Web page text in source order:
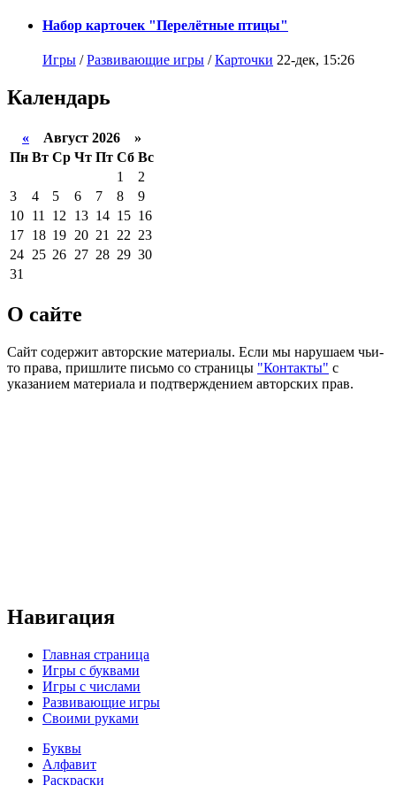
Набор карточек "Перелётные птицы"
Игры /Развивающие игры /Карточки 22-дек, 15:26
Календарь
« Август 2026 »
Пн Вт Ср Чт Пт Сб Вс
1
2
3
4 5 6 7 8
9
10 11 12 13 14 15 16
17 18 19 20 21 22 23
24 25 26 27 28 29 30
31
О сайте
Сайт содержит авторские материалы. Если мы нарушаем чьи-
то права, пришлите письмо со страницы "Контакты" с
указанием материала и подтверждением авторских прав.
Навигация
Главная страница
Игры с буквами
Игры с числами
Развивающие игры
Своими руками
Буквы
Алфавит
Раскраски